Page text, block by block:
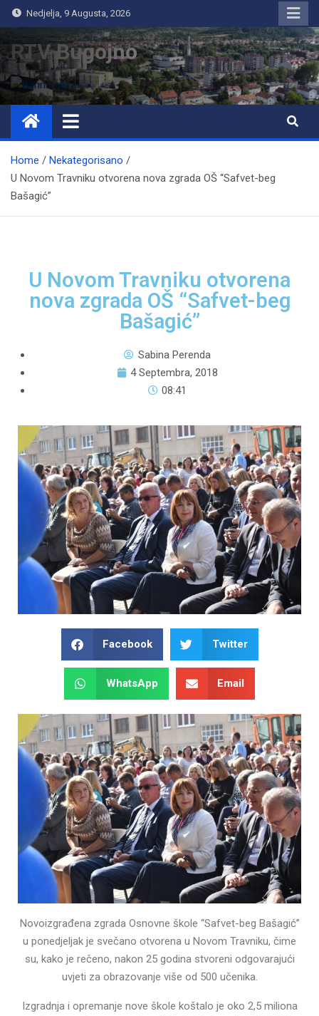
Nedjelja, 9 Augusta, 2026
RTV Bugojno
Home
Nekategorisano
U Novom Travniku otvorena nova zgrada OŠ “Safvet-beg
Bašagić”
U Novom Travniku otvorena
nova zgrada OŠ “Safvet-beg
Bašagić”
Sabina Perenda
4 Septembra, 2018
08:41
Facebook Twitter
WhatsApp Email
Novoizgrađena zgrada Osnovne škole “Safvet-beg Bašagić”
u ponedjeljak je svečano otvorena u Novom Travniku, čime
su, kako je rečeno, nakon 25 godina stvoreni odgovarajući
uvjeti za obrazovanje više od 500 učenika.
Izgradnja i opremanje nove škole koštalo je oko 2,5 miliona